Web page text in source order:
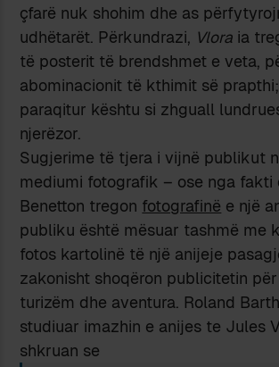
çfarë nuk shohim dhe as
udhëtarët. Përkundrazi, Vlora ia
të posterit të brendshmet e veta,
abominacionit të kthimit së
paraqitur kështu si zhguall
njerëzor.
Sugjerime të tjera i vijnë publikut
mediumi fotografik – ose nga fakti
Benetton tregon fotografinë e një
publiku është mësuar tashmë me
fotos kartolinë të një anijeje
zakonisht shoqëron publicitetin
turizëm dhe aventura. Roland
studiuar imazhin e anijes te Jules
shkruan se